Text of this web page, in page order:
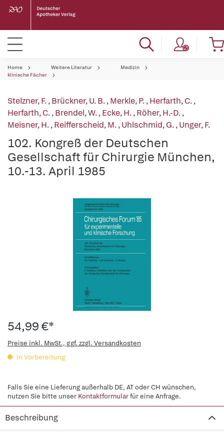
Home Weitere Literatur
Medizin
klinische Fächer
Stelzner, F.,Brückner, U. B.,Merkle, P.,Herfarth, C.,
Herfarth, C.,Brendel, W.,Ecke, H.,Röher, H.-D.,
Meisner, H.,Reifferscheid, M.,Uhlschmid, G.,Unger, F.
102. Kongreß der Deutschen
Gesellschaft für Chirurgie München,
10.-13. April 1985
54,99 €*
Preise inkl. MwSt., ggf. zzgl. Versandkosten
in Vorbereitung
Falls Sie eine Lieferung außerhalb DE, AT oder CH wünschen,
nutzen Sie bitte unser Kontaktformularfür eine Anfrage.
Beschreibung